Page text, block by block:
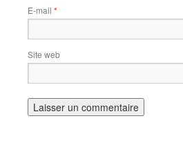
E-mail *
Site web